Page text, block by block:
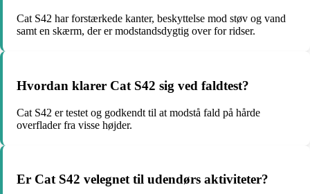
Cat S42 har forstærkede kanter, beskyttelse mod støv og vand
samt en skærm, der er modstandsdygtig over for ridser.
Hvordan klarer Cat S42 sig ved faldtest?
Cat S42 er testet og godkendt til at modstå fald på hårde
overflader fra visse højder.
Er Cat S42 velegnet til udendørs aktiviteter?